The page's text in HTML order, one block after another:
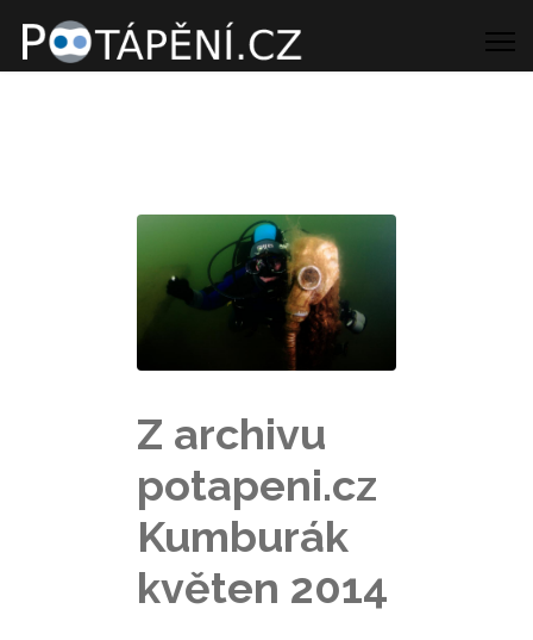
Z archivu
potapeni.cz
Kumburák
květen 2014